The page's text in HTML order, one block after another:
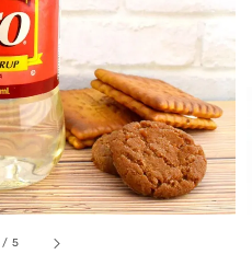
/ 5